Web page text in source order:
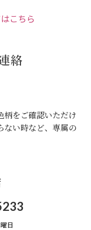
こちら
絡
柄をご確認いただけ
ない時など、専属の
日